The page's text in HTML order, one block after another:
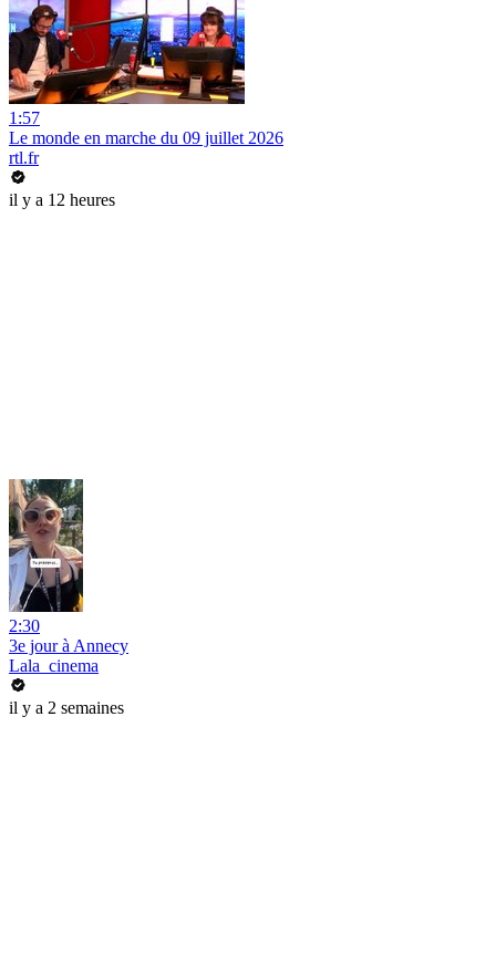
1:57
Le monde en marche du 09 juillet 2026
rtl.fr
il y a 12 heures
2:30
3e jour à Annecy
Lala_cinema
il y a 2 semaines